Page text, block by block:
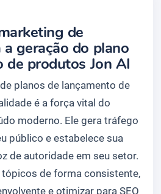
de
geração do plano
de produtos Jon AI
planos de lançamento de
é a força vital do
moderno. Ele gera tráfego
público e estabelece sua
de autoridade em seu setor.
de forma consistente,
e otimizar para SEO